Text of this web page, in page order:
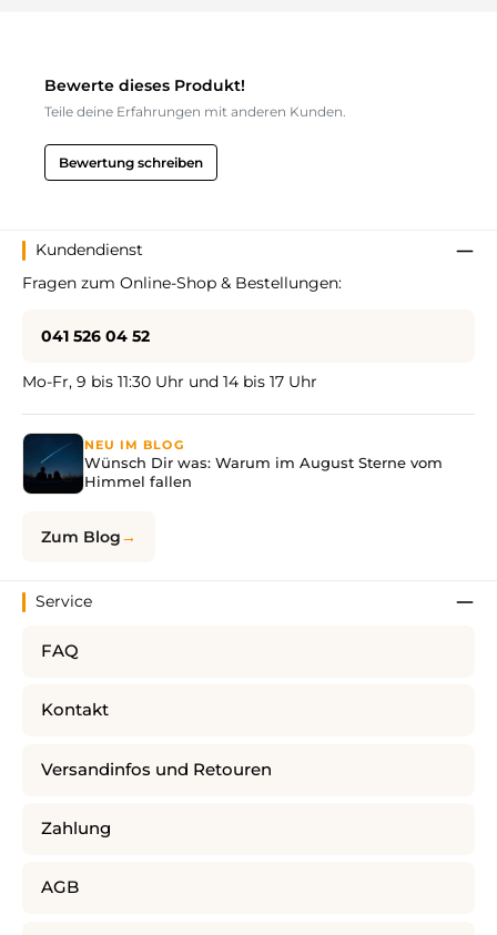
Bewerte dieses Produkt!
Teile deine Erfahrungen mit anderen Kunden.
Bewertung schreiben
Kundendienst
Fragen zum Online-Shop & Bestellungen:
041 526 04 52
Mo-Fr, 9 bis 11:30 Uhr und 14 bis 17 Uhr
NEU IM BLOG
Wünsch Dir was: Warum im August Sterne vom
Himmel fallen
Zum Blog
Service
FAQ
Kontakt
Versandinfos und Retouren
Zahlung
AGB